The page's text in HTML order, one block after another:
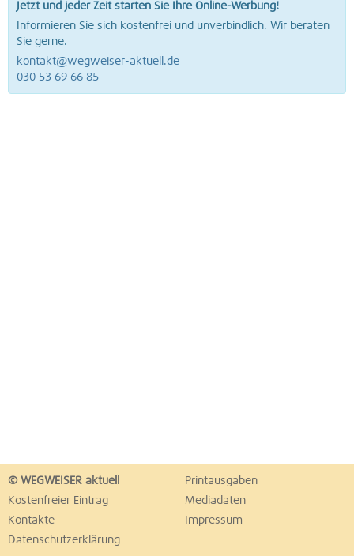
Jetzt und jeder Zeit starten Sie Ihre Online-Werbung!
Informieren Sie sich kostenfrei und unverbindlich. Wir beraten
Sie gerne.
kontakt@wegweiser-aktuell.de
030 53 69 66 85
© WEGWEISER aktuell
Printausgaben
Kostenfreier Eintrag
Mediadaten
Kontakte
Impressum
Datenschutzerklärung